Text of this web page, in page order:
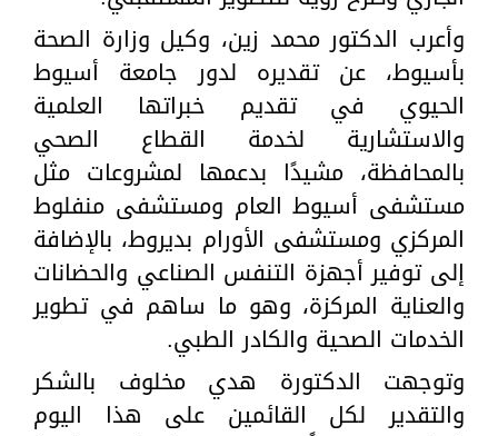
وأعرب الدكتور محمد زين، وكيل وزارة الصحة
بأسيوط، عن تقديره لدور جامعة أسيوط
الحيوي في تقديم خبراتها العلمية
والاستشارية لخدمة القطاع الصحي
بالمحافظة، مشيدًا بدعمها لمشروعات مثل
مستشفى أسيوط العام ومستشفى منفلوط
المركزي ومستشفى الأورام بديروط، بالإضافة
إلى توفير أجهزة التنفس الصناعي والحضانات
والعناية المركزة، وهو ما ساهم في تطوير
الخدمات الصحية والكادر الطبي.
وتوجهت الدكتورة هدي مخلوف بالشكر
والتقدير لكل القائمين على هذا اليوم